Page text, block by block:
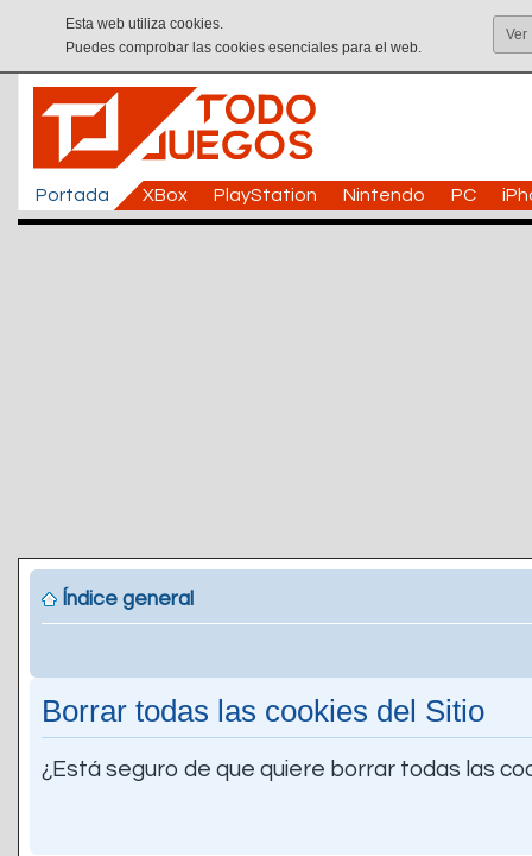
Esta web utiliza cookies.
Puedes comprobar las cookies esenciales para el web.
Ver
Portada XBox PlayStation Nintendo PC
Índice general
Borrar todas las cookies del Sitio
¿Está seguro de que quiere borrar todas las